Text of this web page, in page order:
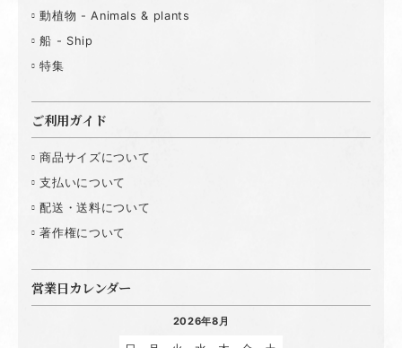
動植物 - Animals & plants
船 - Ship
特集
ご利用ガイド
商品サイズについて
支払いについて
配送・送料について
著作権について
営業日カレンダー
2026年8月